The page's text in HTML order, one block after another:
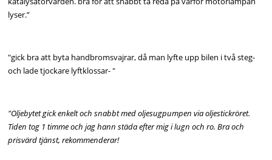
lyser.”
"gick bra att byta handbromsvajrar, då man lyfte upp bilen i två steg-
och lade tjockare lyftklossar- "
"Oljebytet gick enkelt och snabbt med oljesugpumpen via oljestickröret.
Tiden tog 1 timme och jag hann städa efter mig i lugn och ro. Bra och
prisvärd tjänst, rekommenderar!